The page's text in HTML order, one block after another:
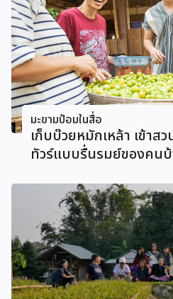
มะขามป้อมในสื่อ
เก็บบ๊วยหมักเหล้า เข้าส
ทัวร์แบบรื่นรมย์ของคน